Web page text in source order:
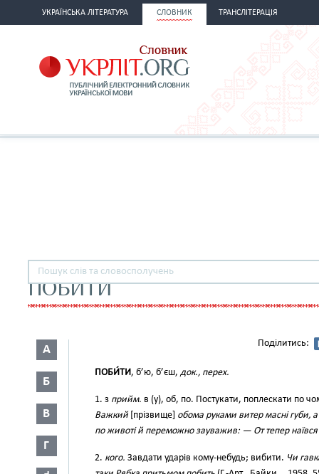
УКРАЇНСЬКА ЛІТЕРАТУРА СЛОВНИК ТРАНСЛІТЕРАЦІЯ
ПОБИТИ
А
Б
В
Г
Поділитись:
ПОБИ́ТИ, б’ю, б’єш, док., перех.
1. з прийм. в (у), об, по. Постукати, поплескати по
Важкий [прізвище] обома руками витер масні губи,
по животі й переможно зауважив: — От тепер наївся
2. кого. Завдати ударів кому-небудь; вибити. Чи